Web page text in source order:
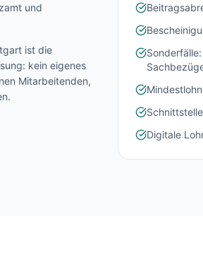
und
ist die
kein eigenes
Mitarbeitenden,
Digitale